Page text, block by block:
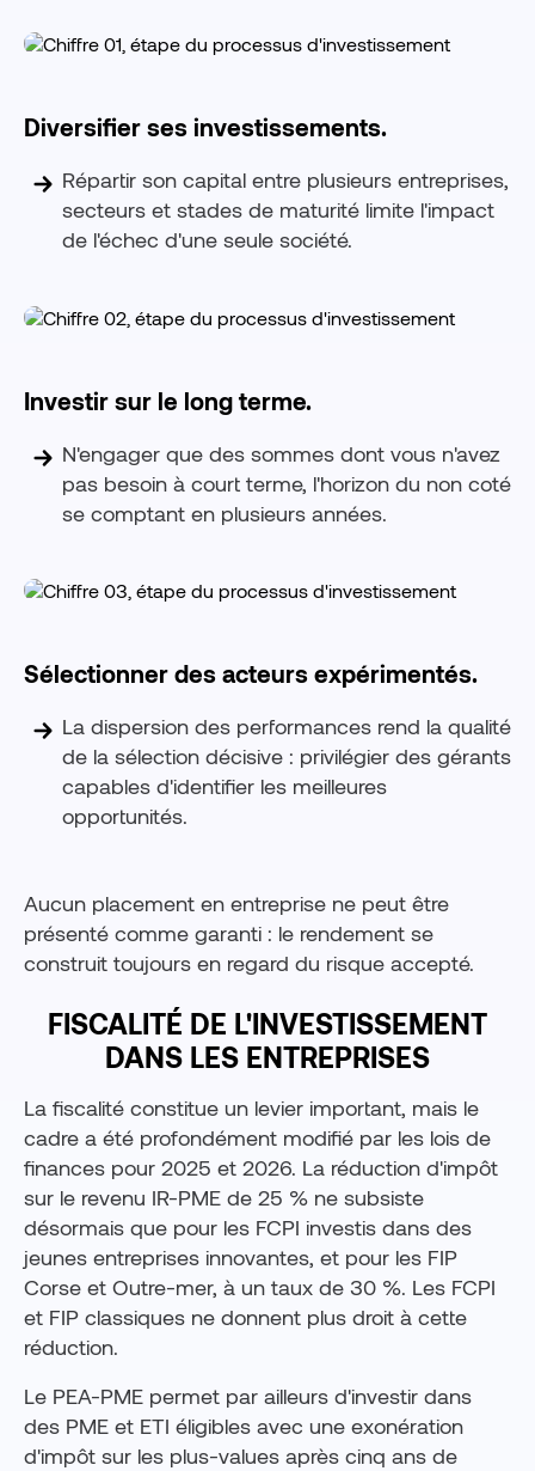
Diversifier ses investissements.
Répartir son capital entre plusieurs entreprises,
secteurs et stades de maturité limite l'impact
de l'échec d'une seule société.
Investir sur le long terme.
N'engager que des sommes dont vous n'avez
pas besoin à court terme, l'horizon du non coté
se comptant en plusieurs années.
Sélectionner des acteurs expérimentés.
La dispersion des performances rend la qualité
de la sélection décisive : privilégier des gérants
capables d'identifier les meilleures
opportunités.
Aucun placement en entreprise ne peut être
présenté comme garanti : le rendement se
construit toujours en regard du risque accepté.
FISCALITÉ DE L'INVESTISSEMENT
DANS LES ENTREPRISES
La fiscalité constitue un levier important, mais le
cadre a été profondément modifié par les lois de
finances pour 2025 et 2026. La réduction d'impôt
sur le revenu IR-PME de 25 % ne subsiste
désormais que pour les FCPI investis dans des
jeunes entreprises innovantes, et pour les FIP
Corse et Outre-mer, à un taux de 30 %. Les FCPI
et FIP classiques ne donnent plus droit à cette
réduction.
Le PEA-PME permet par ailleurs d'investir dans
des PME et ETI éligibles avec une exonération
d'impôt sur les plus-values après cinq ans de